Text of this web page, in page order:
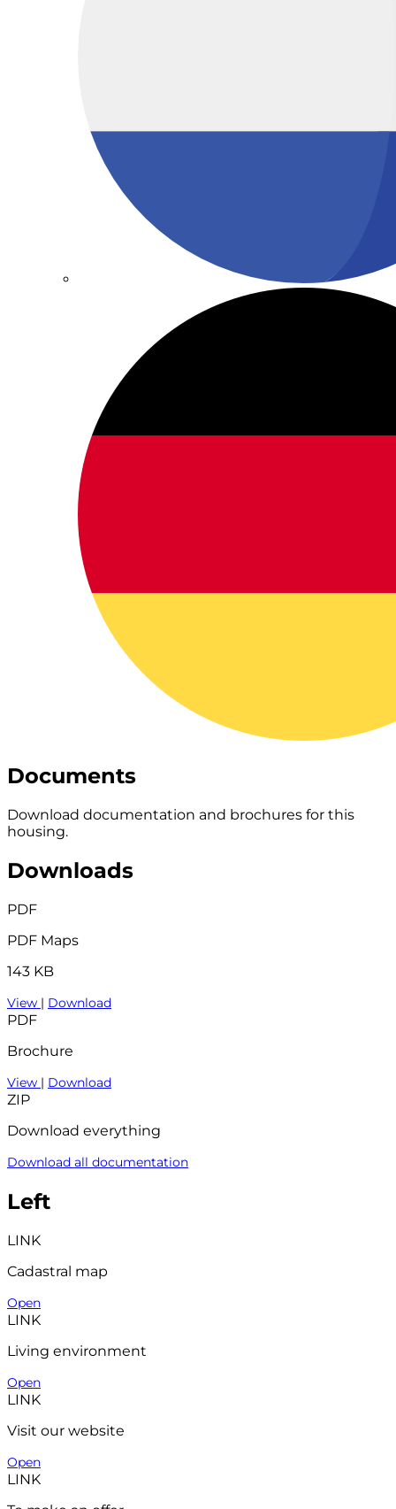
Documents
Download documentation and brochures for this
housing.
Downloads
PDF
PDF Maps
143 KB
View | Download
PDF
Brochure
View | Download
ZIP
Download everything
Download all documentation
Left
LINK
Cadastral map
Open
LINK
Living environment
Open
LINK
Visit our website
Open
LINK